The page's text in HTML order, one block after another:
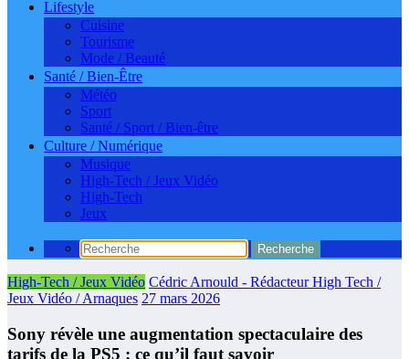
Lifestyle
Cuisine
Tourisme
Mode / Beauté
Santé / Bien-Être
Météo
Sport
Santé / Sport / Bien-être
Culture / Numérique
Musique
High-Tech / Jeux Vidéo
High-Tech
Jeux
High-Tech / Jeux Vidéo Cédric Arnould - Rédacteur High Tech /
Jeux Vidéo / Arnaques 27 mars 2026
Sony révèle une augmentation spectaculaire des
tarifs de la PS5 : ce qu’il faut savoir